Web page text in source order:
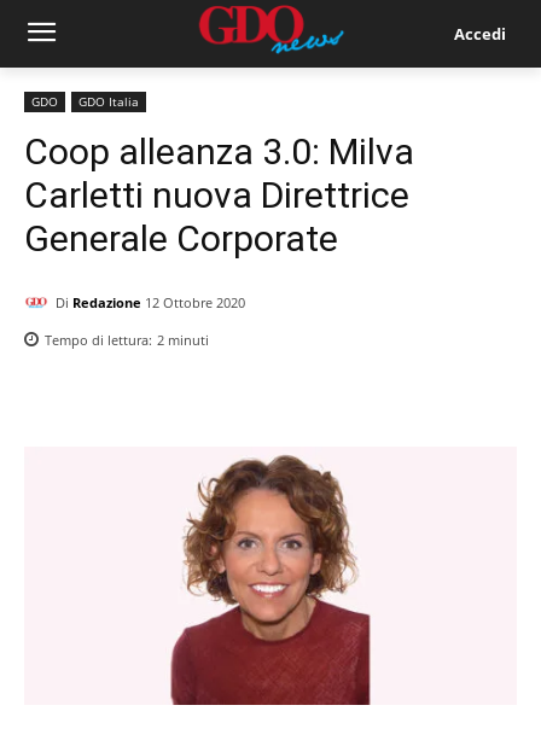
Accedi
GDO GDO Italia
Coop alleanza 3.0: Milva
Carletti nuova Direttrice
Generale Corporate
Di Redazione 12 Ottobre 2020
Tempo di lettura: 2 minuti